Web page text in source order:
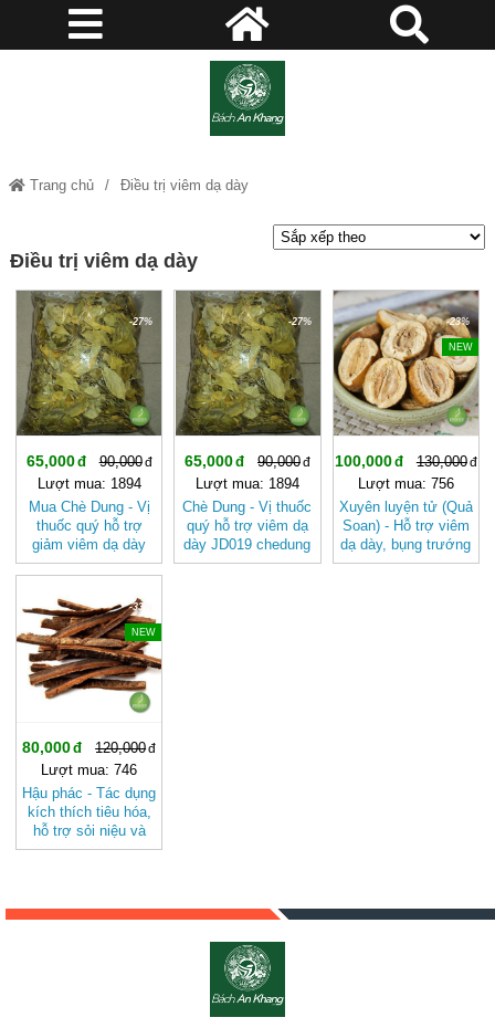
Trang chủ Điều trị viêm dạ dày
Điều trị viêm dạ dày
-27%
65,000
90,000
Lượt mua: 1894
Mua Chè Dung - Vị
thuốc quý hỗ trợ
giảm viêm dạ dày
JD019 chedung v2
-27%
65,000
90,000
Lượt mua: 1894
Chè Dung - Vị thuốc
quý hỗ trợ viêm dạ
dày JD019 chedung
-23%
NEW
100,000
130,000
Lượt mua: 756
Xuyên luyện tử (Quả
Soan) - Hỗ trợ viêm
dạ dày, bụng trướng
đau, đau bụng kinh
-33%
NEW
80,000
120,000
Lượt mua: 746
Hậu phác - Tác dụng
kích thích tiêu hóa,
hỗ trợ sỏi niệu và
viêm gan mạn tính